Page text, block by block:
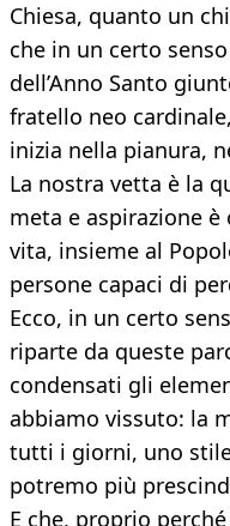
Chiesa, quanto un
che in un certo
dell’Anno Santo
fratello neo
inizia nella pianura,
La nostra vetta è la
meta e aspirazione
vita, insieme al
persone capaci di
Ecco, in un certo
riparte da queste
condensati gli
abbiamo vissuto: la
tutti i giorni, uno
potremo più
E che, proprio